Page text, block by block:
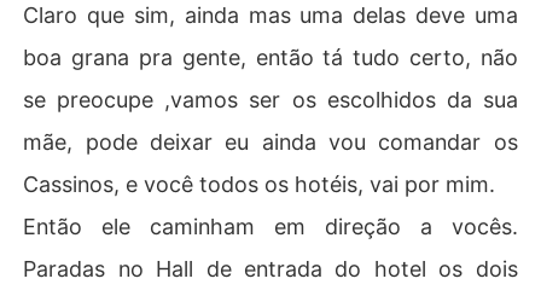
Claro que sim, ainda mas uma delas deve uma
boa grana pra gente, então tá tudo certo, não
se preocupe ,vamos ser os escolhidos da sua
mãe, pode deixar eu ainda vou comandar os
Cassinos, e você todos os hotéis, vai por mim.
Então ele caminham em direção a vocês.
Paradas no Hall de entrada do hotel os dois